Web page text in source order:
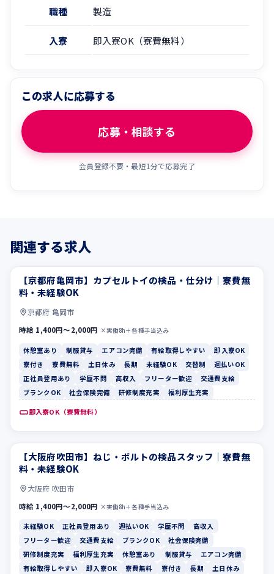
職種 製造
入寮 即入寮OK（寮費無料）
この求人に応募する
応募・相談する
会員登録不要・最短1分で応募完了
関連する求人
休憩室あり 制服貸与
【京都府亀岡市】カプセルトイの検品・仕分け｜寮費無
料・未経験OK
京都府 亀岡市
時給 1,400円〜2,000円 ×実働8h＋各種手当込み
休憩室あり 制服貸与 エアコン完備 有給取得しやすい
即入寮OK
寮付き
寮費無料 土日休み 長期 未経験OK 交替制
週払いOK
正社員登用あり
学歴不問 高収入 フリーター歓迎
交通費支給
ブランクOK
社会保険完備 研修制度充実 福利厚生充実
即入寮OK（寮費無料）
未経験OK 正社員登用あり
【大阪府吹田市】ねじ・ボルトの検品スタッフ｜寮費無
料・未経験OK
大阪府 吹田市
時給 1,400円〜2,000円 ×実働8h＋各種手当込み
未経験OK 正社員登用あり 週払いOK 学歴不問
高収入
フリーター歓迎
交通費支給 ブランクOK
社会保険完備
研修制度充実
福利厚生充実 休憩室あり 制服貸与
エアコン完備
有給取得しやすい
即入寮OK 寮費無料 寮付き 長期
土日休み